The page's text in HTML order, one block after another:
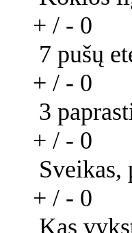
+ / - 0
7 pušų
+ / - 0
3
+ / - 0
Sveikas,
+ / - 0
Kas